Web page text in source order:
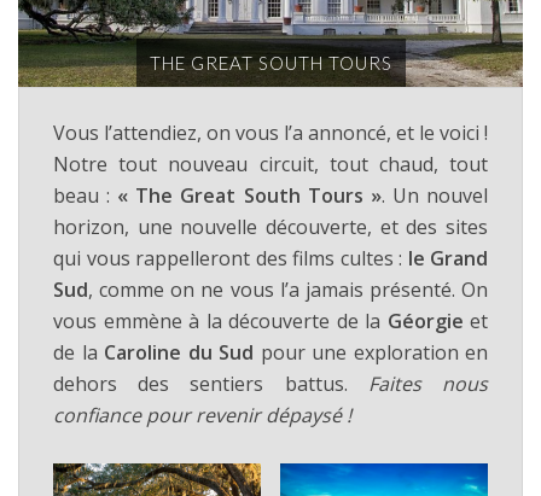
THE GREAT SOUTH TOURS
Vous l’attendiez, on vous l’a annoncé, et le voici !
Notre tout nouveau circuit, tout chaud, tout
beau : « The Great South Tours ». Un nouvel
horizon, une nouvelle découverte, et des sites
qui vous rappelleront des films cultes : le Grand
Sud, comme on ne vous l’a jamais présenté. On
vous emmène à la découverte de la Géorgie et
de la Caroline du Sud pour une exploration en
dehors des sentiers battus. Faites nous
confiance pour revenir dépaysé !